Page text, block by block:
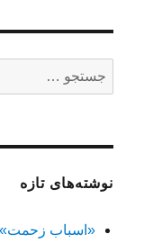
برای:
نوشته‌های تازه
«اسباب زحمت»